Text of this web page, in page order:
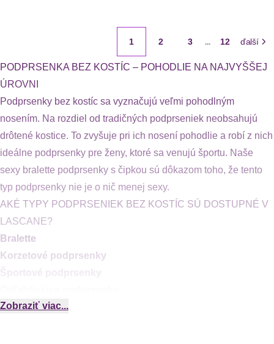
1 2 3 ... 12 ďalší
PODPRSENKA BEZ KOSTÍC – POHODLIE NA NAJVYŠŠEJ
ÚROVNI
Podprsenky bez kostíc sa vyznačujú veľmi pohodlným
nosením. Na rozdiel od tradičných podprseniek neobsahujú
drôtené kostice. To zvyšuje pri ich nosení pohodlie a robí z nich
ideálne podprsenky pre ženy, ktoré sa venujú športu. Naše
sexy bralette podprsenky s čipkou sú dôkazom toho, že tento
typ podprsenky nie je o nič menej sexy.
AKÉ TYPY PODPRSENIEK BEZ KOSTÍC SÚ DOSTUPNÉ V
LASCANE?
Bralette
Korzetové podprsenky
Ako kúsok bielizne, ktorá tvaruje a podporuje ženské prsia, sa
Zobraziť viac...